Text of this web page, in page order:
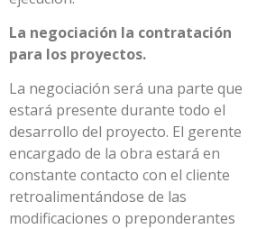
La negociación la contratación
para los proyectos.
La negociación será una parte que
estará presente durante todo el
desarrollo del proyecto. El gerente
encargado de la obra estará en
constante contacto con el cliente
retroalimentándose de las
modificaciones o preponderantes